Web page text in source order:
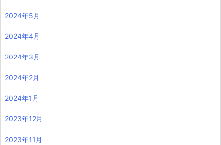
2024年5月
2024年4月
2024年3月
2024年2月
2024年1月
2023年12月
2023年11月